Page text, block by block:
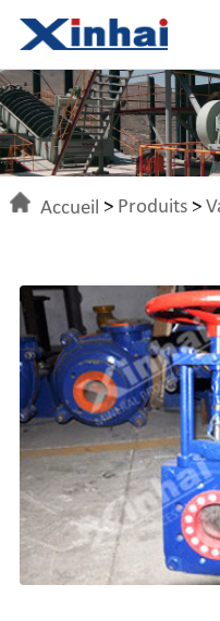
Accueil > Produits >